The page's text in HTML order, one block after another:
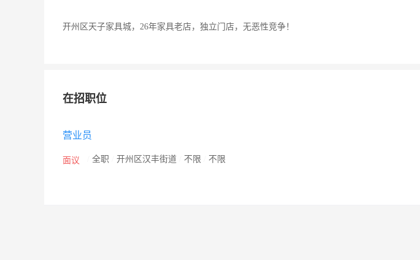
开州区天子家具城，26年家具老店，独立门店，无恶性竞争！
在招职位
营业员
面议 全职 开州区汉丰街道 不限 不限